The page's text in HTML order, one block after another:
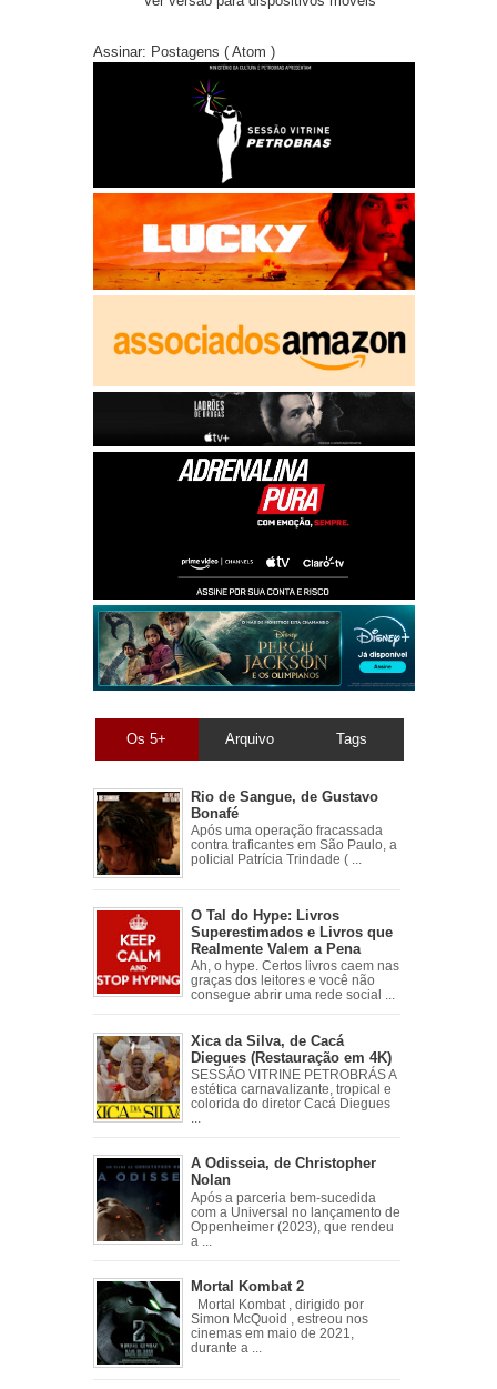
Assinar: Postagens ( Atom )
Os 5+ Arquivo Tags
Rio de Sangue, de Gustavo
Bonafé
Após uma operação fracassada
contra traficantes em São Paulo, a
policial Patrícia Trindade ( ...
O Tal do Hype: Livros
Superestimados e Livros que
Realmente Valem a Pena
Ah, o hype. Certos livros caem nas
graças dos leitores e você não
consegue abrir uma rede social ...
Xica da Silva, de Cacá
Diegues (Restauração em 4K)
SESSÃO VITRINE PETROBRÁS A
estética carnavalizante, tropical e
colorida do diretor Cacá Diegues
A Odisseia, de Christopher
Nolan
Após a parceria bem-sucedida
com a Universal no lançamento de
Oppenheimer (2023), que rendeu
a ...
Mortal Kombat 2
Mortal Kombat , dirigido por
Simon McQuoid , estreou nos
cinemas em maio de 2021,
durante a ...